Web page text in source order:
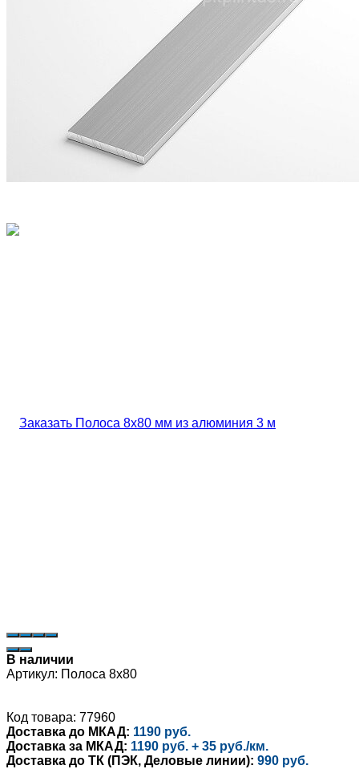
В наличии
Артикул: Полоса 8х80
Код товара: 77960
Доставка до МКАД: 1190 руб.
Доставка за МКАД: 1190 руб. + 35 руб./км.
Доставка до ТК (ПЭК, Деловые линии): 990 руб.